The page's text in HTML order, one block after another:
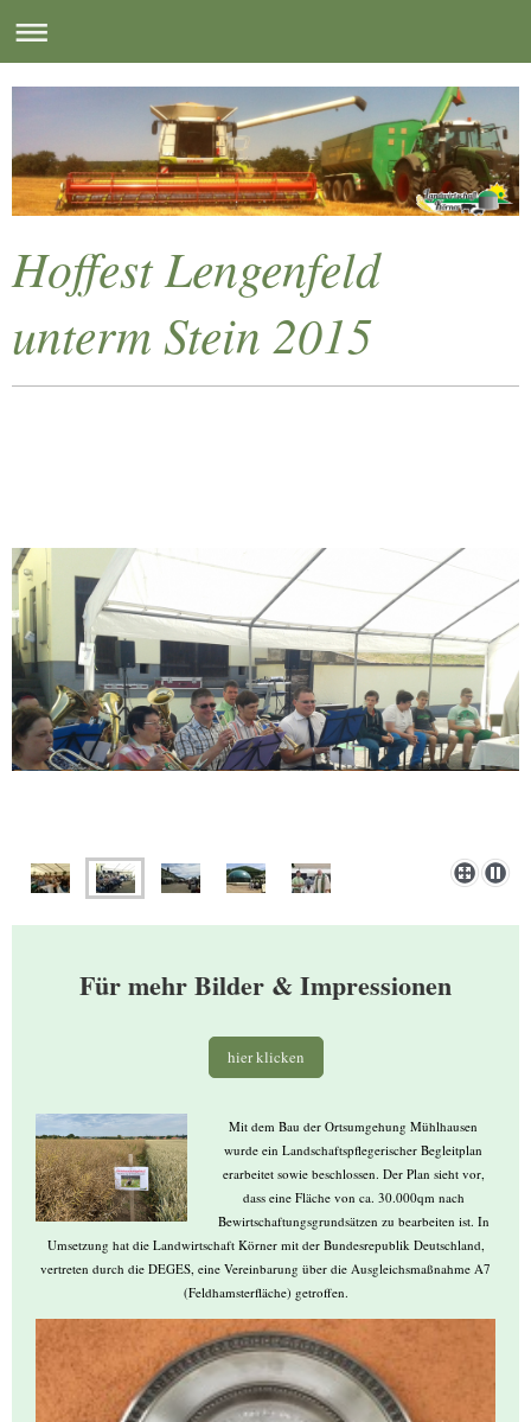
Hoffest Lengenfeld
unterm Stein 2015
Für mehr Bilder & Impressionen
hier klicken
Mit dem Bau der Ortsumgehung Mühlhausen
wurde ein Landschaftspflegerischer Begleitplan
erarbeitet sowie beschlossen. Der Plan sieht vor,
dass eine Fläche von ca. 30.000qm nach
Bewirtschaftungsgrundsätzen zu bearbeiten ist. In
Umsetzung hat die Landwirtschaft Körner mit der Bundesrepublik Deutschland,
vertreten durch die DEGES, eine Vereinbarung über die Ausgleichsmaßnahme A7
(Feldhamsterfläche) getroffen.